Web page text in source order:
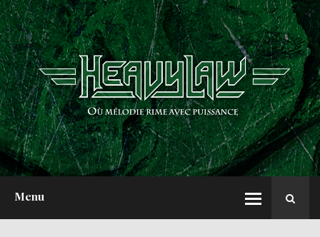
Menu
ACCUEIL
NEWS
CHRONIQUES
INTERVIEWS
REPORTS
A PROPOS